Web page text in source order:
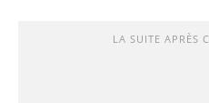
LA SUITE APRÈS